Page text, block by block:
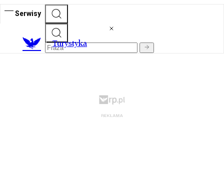
Serwisy
Turystyka